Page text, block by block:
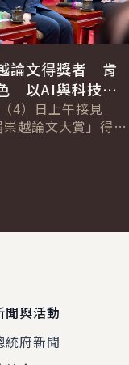
論文得獎者 肯
以AI與科技應
題尋找新方案
4）日上午接見
崇越論文大賞」得獎
聞與活動
統府新聞